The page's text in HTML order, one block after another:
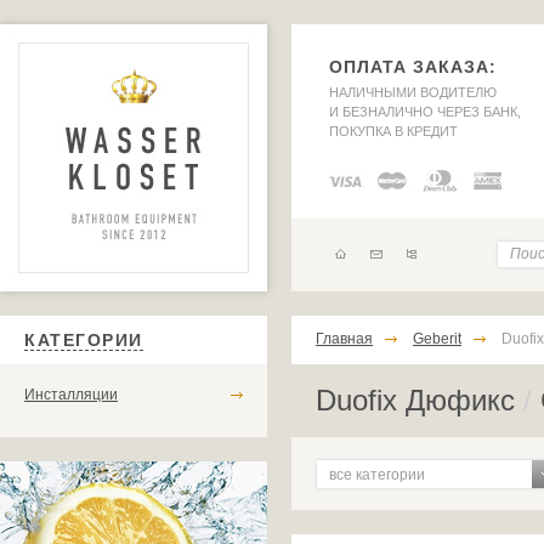
ОПЛАТА ЗАКАЗА:
НАЛИЧНЫМИ ВОДИТЕЛЮ
И БЕЗНАЛИЧНО ЧЕРЕЗ БАНК,
ПОКУПКА В КРЕДИТ
КАТЕГОРИИ
Инсталляции
Главная Geberit Duofix
Duofix Дюфикс
все категории